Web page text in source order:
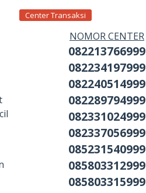
Center Transaksi
NOMOR CENTER
082213766999
082234197999
082240514999
082289794999
082331024999
082337056999
085231540999
085803312999
085803315999